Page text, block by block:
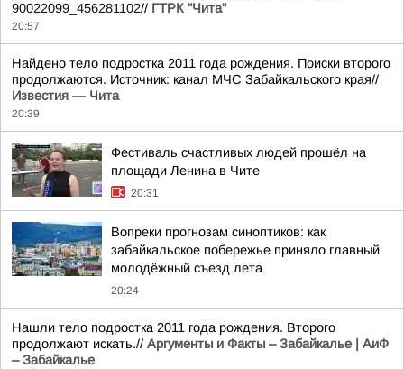
90022099_456281102// ГТРК "Чита"
20:57
Найдено тело подростка 2011 года рождения. Поиски второго
продолжаются. Источник: канал МЧС Забайкальского края//
Известия — Чита
20:39
Фестиваль счастливых людей прошёл на
площади Ленина в Чите
20:31
Вопреки прогнозам синоптиков: как
забайкальское побережье приняло главный
молодёжный съезд лета
20:24
Нашли тело подростка 2011 года рождения. Второго
продолжают искать.// Аргументы и Факты – Забайкалье | АиФ
– Забайкалье